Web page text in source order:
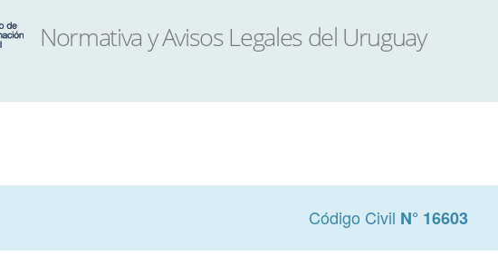
Código Civil N° 16603